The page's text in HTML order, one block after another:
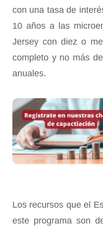
con una tasa de
10 años a las
Jersey con diez o
completo y no más
anuales.
Los recursos que el
este programa son